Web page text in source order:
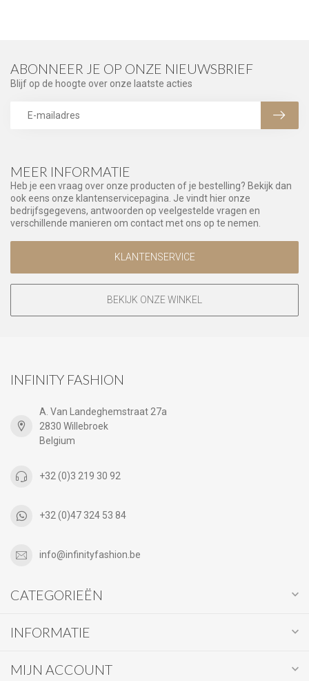
MEER INFORMATIE
Heb je een vraag over onze producten of je bestelling? Bekijk dan
ook eens onze klantenservicepagina. Je vindt hier onze
bedrijfsgegevens, antwoorden op veelgestelde vragen en
verschillende manieren om contact met ons op te nemen.
KLANTENSERVICE
BEKIJK ONZE WINKEL
ABONNEER JE OP ONZE NIEUWSBRIEF
Blijf op de hoogte over onze laatste acties
INFINITY FASHION
A. Van Landeghemstraat 27a
2830 Willebroek
Belgium
+32 (0)3 219 30 92
+32 (0)47 324 53 84
info@infinityfashion.be
CATEGORIEËN
INFORMATIE
MIJN ACCOUNT